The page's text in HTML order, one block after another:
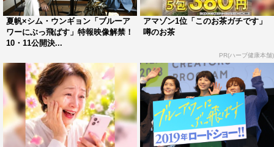
に。いつものようにたわいもない会話をしながら茨城へ向
かう二人だが、実は清浦がついてくるのには理由があった
―。
追加キャストとして出演が解禁されたのは、話題作に引
っ張りだこの若手女優・伊藤沙莉。茨城のスナック店員に
扮しコメディーに振り切った演技を披露している。また、
NHK連続テレビ小説「ひよっこ」に出演した人気子役・
上杉美風が砂田の幼少期を演じる。そのほか小野敦子や高
夏帆×シム・ウンギョン「ブルーア
ワーにぶっ飛ばす」特報映像解禁！
10・11公開決...
アマゾン1位「このお茶ガチです」
噂のお茶
PR(ハーブ健康本舗)